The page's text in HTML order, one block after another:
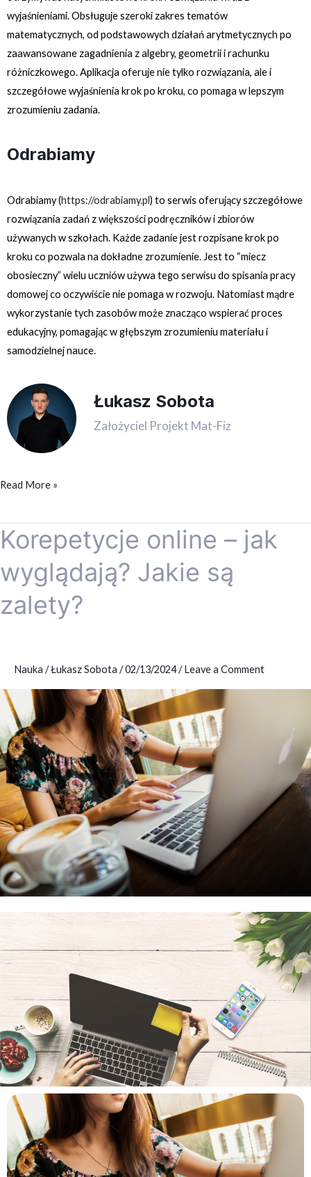
wyjaśnieniami. Obsługuje szeroki zakres tematów
matematycznych, od podstawowych działań arytmetycznych po
zaawansowane zagadnienia z algebry, geometrii i rachunku
różniczkowego. Aplikacja oferuje nie tylko rozwiązania, ale i
szczegółowe wyjaśnienia krok po kroku, co pomaga w lepszym
zrozumieniu zadania.
Odrabiamy
Odrabiamy (https://odrabiamy.pl) to serwis oferujący szczegółowe
rozwiązania zadań z większości podręczników i zbiorów
używanych w szkołach. Każde zadanie jest rozpisane krok po
kroku co pozwala na dokładne zrozumienie. Jest to “miecz
obosieczny” wielu uczniów używa tego serwisu do spisania pracy
domowej co oczywiście nie pomaga w rozwoju. Natomiast mądre
wykorzystanie tych zasobów może znacząco wspierać proces
edukacyjny, pomagając w głębszym zrozumieniu materiału i
samodzielnej nauce.
Łukasz Sobota
Założyciel Projekt Mat-Fiz
Read More »
Korepetycje online – jak
wyglądają? Jakie są
zalety?
Nauka /Łukasz Sobota /02/13/2024/ Leave a Comment
Korepetycje
online
–
wyglądają?
zalety?